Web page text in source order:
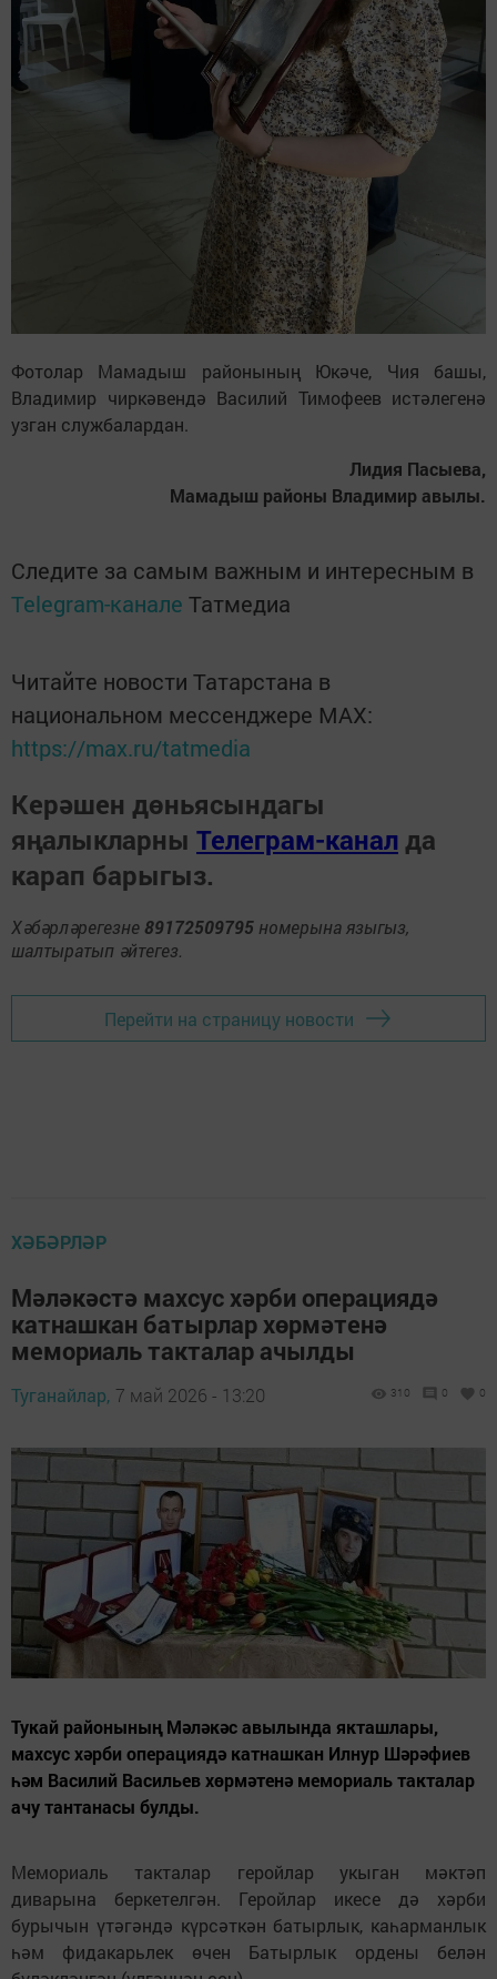
Фотолар Мамадыш районының Юкәче, Чия башы,
Владимир чиркәвендә Василий Тимофеев истәлегенә
узган службалардан.
Лидия Пасыева,
Мамадыш районы Владимир авылы.
Следите за самым важным и интересным в
Telegram-канале Татмедиа
Читайте новости Татарстана в
национальном мессенджере MАХ:
https://max.ru/tatmedia
Керәшен дөньясындагы
яңалыкларны Телеграм-канал да
карап барыгыз.
Хәбәрләрегезне 89172509795 номерына языгыз,
шалтыратып әйтегез.
Перейти на страницу новости
ХӘБӘРЛӘР
Мәләкәстә махсус хәрби операциядә
катнашкан батырлар хөрмәтенә
мемориаль такталар ачылды
Туганайлар, 7 май 2026 - 13:20 310 0 0
Тукай районының Мәләкәс авылында якташлары,
махсус хәрби операциядә катнашкан Илнур Шәрәфиев
һәм Василий Васильев хөрмәтенә мемориаль такталар
ачу тантанасы булды.
Мемориаль такталар геройлар укыган мәктәп
диварына беркетелгән. Геройлар икесе дә хәрби
бурычын үтәгәндә күрсәткән батырлык, каһарманлык
һәм фидакарьлек өчен Батырлык ордены белән